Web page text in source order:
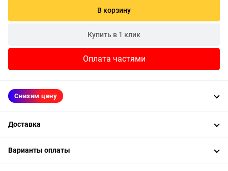
В корзину
Купить в 1 клик
Оплата частями
Снизим цену
Доставка
Варианты оплаты